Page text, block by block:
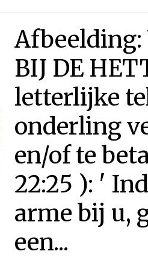
Afbeelding:
BIJ DE
letterlijke
onderling
en/of te
22:25 ): '
arme bij u,
een...